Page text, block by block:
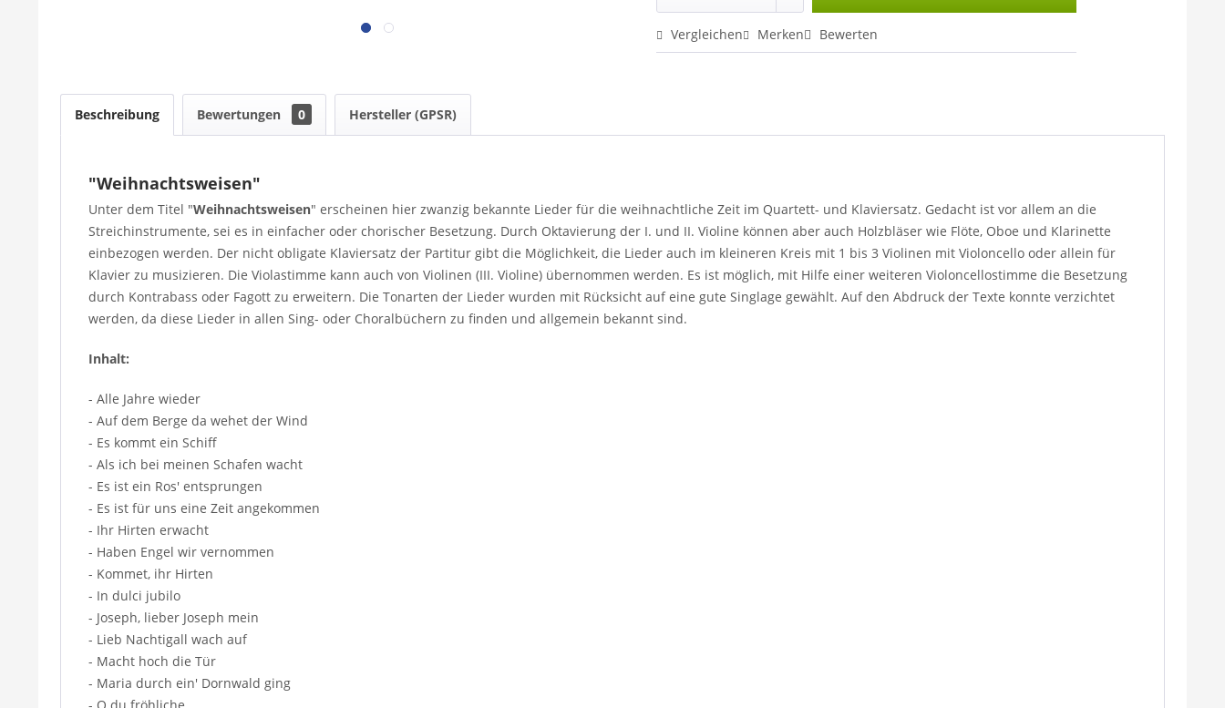
Vergleichen Merken Bewerten
Beschreibung Bewertungen 0 Hersteller (GPSR)
"Weihnachtsweisen"
Unter dem Titel "Weihnachtsweisen" erscheinen hier zwanzig bekannte Lieder für die weihnachtliche Zeit im Quartett- und Klaviersatz. Gedacht ist vor allem an die
Streichinstrumente, sei es in einfacher oder chorischer Besetzung. Durch Oktavierung der I. und II. Violine können aber auch Holzbläser wie Flöte, Oboe und Klarinette
einbezogen werden. Der nicht obligate Klaviersatz der Partitur gibt die Möglichkeit, die Lieder auch im kleineren Kreis mit 1 bis 3 Violinen mit Violoncello oder allein für
Klavier zu musizieren. Die Violastimme kann auch von Violinen (III. Violine) übernommen werden. Es ist möglich, mit Hilfe einer weiteren Violoncellostimme die Besetzung
durch Kontrabass oder Fagott zu erweitern. Die Tonarten der Lieder wurden mit Rücksicht auf eine gute Singlage gewählt. Auf den Abdruck der Texte konnte verzichtet
werden, da diese Lieder in allen Sing- oder Choralbüchern zu finden und allgemein bekannt sind.
Inhalt:
- Alle Jahre wieder
- Auf dem Berge da wehet der Wind
- Es kommt ein Schiff
- Als ich bei meinen Schafen wacht
- Es ist ein Ros' entsprungen
- Es ist für uns eine Zeit angekommen
- Ihr Hirten erwacht
- Haben Engel wir vernommen
- Kommet, ihr Hirten
- In dulci jubilo
- Joseph, lieber Joseph mein
- Lieb Nachtigall wach auf
- Macht hoch die Tür
- Maria durch ein' Dornwald ging
- O du fröhliche